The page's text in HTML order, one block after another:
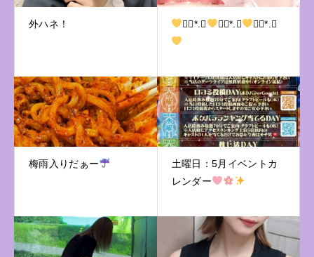
外ハネ！ ❁⃘*.ﾟ ❁⃘*.ﾟ ❁⃘*.ﾟ
梅雨入りだぁー
土曜日：5月イベントカ
レンダー